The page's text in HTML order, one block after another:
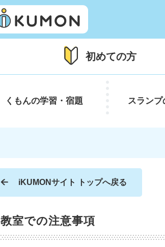
初めての方
くもんの学習・宿題 スランプ
iKUMONサイト トップへ戻る
教室での注意事項